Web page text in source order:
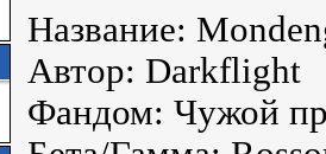
Название:
Автор: Darkflight
Фандом: Чужой